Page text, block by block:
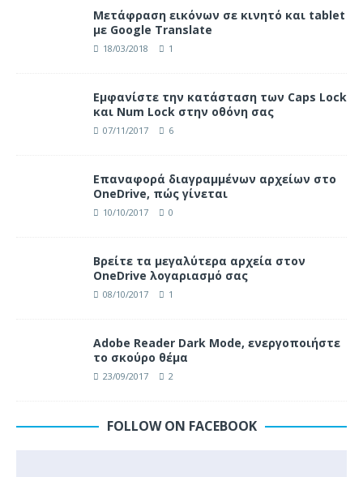
Μετάφραση εικόνων σε κινητό και tablet
με Google Translate
18/03/2018 1
Eμφανίστε την κατάσταση των Caps Lock
και Num Lock στην οθόνη σας
07/11/2017 6
Επαναφορά διαγραμμένων αρχείων στο
OneDrive, πώς γίνεται
10/10/2017 0
Βρείτε τα μεγαλύτερα αρχεία στον
OneDrive λογαριασμό σας
08/10/2017 1
Adobe Reader Dark Mode, ενεργοποιήστε
το σκούρο θέμα
23/09/2017 2
FOLLOW ON FACEBOOK